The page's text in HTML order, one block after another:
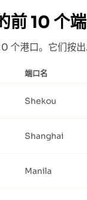
10 个
个港口。它们按出
端口名
Shekou
Shanghai
Manila